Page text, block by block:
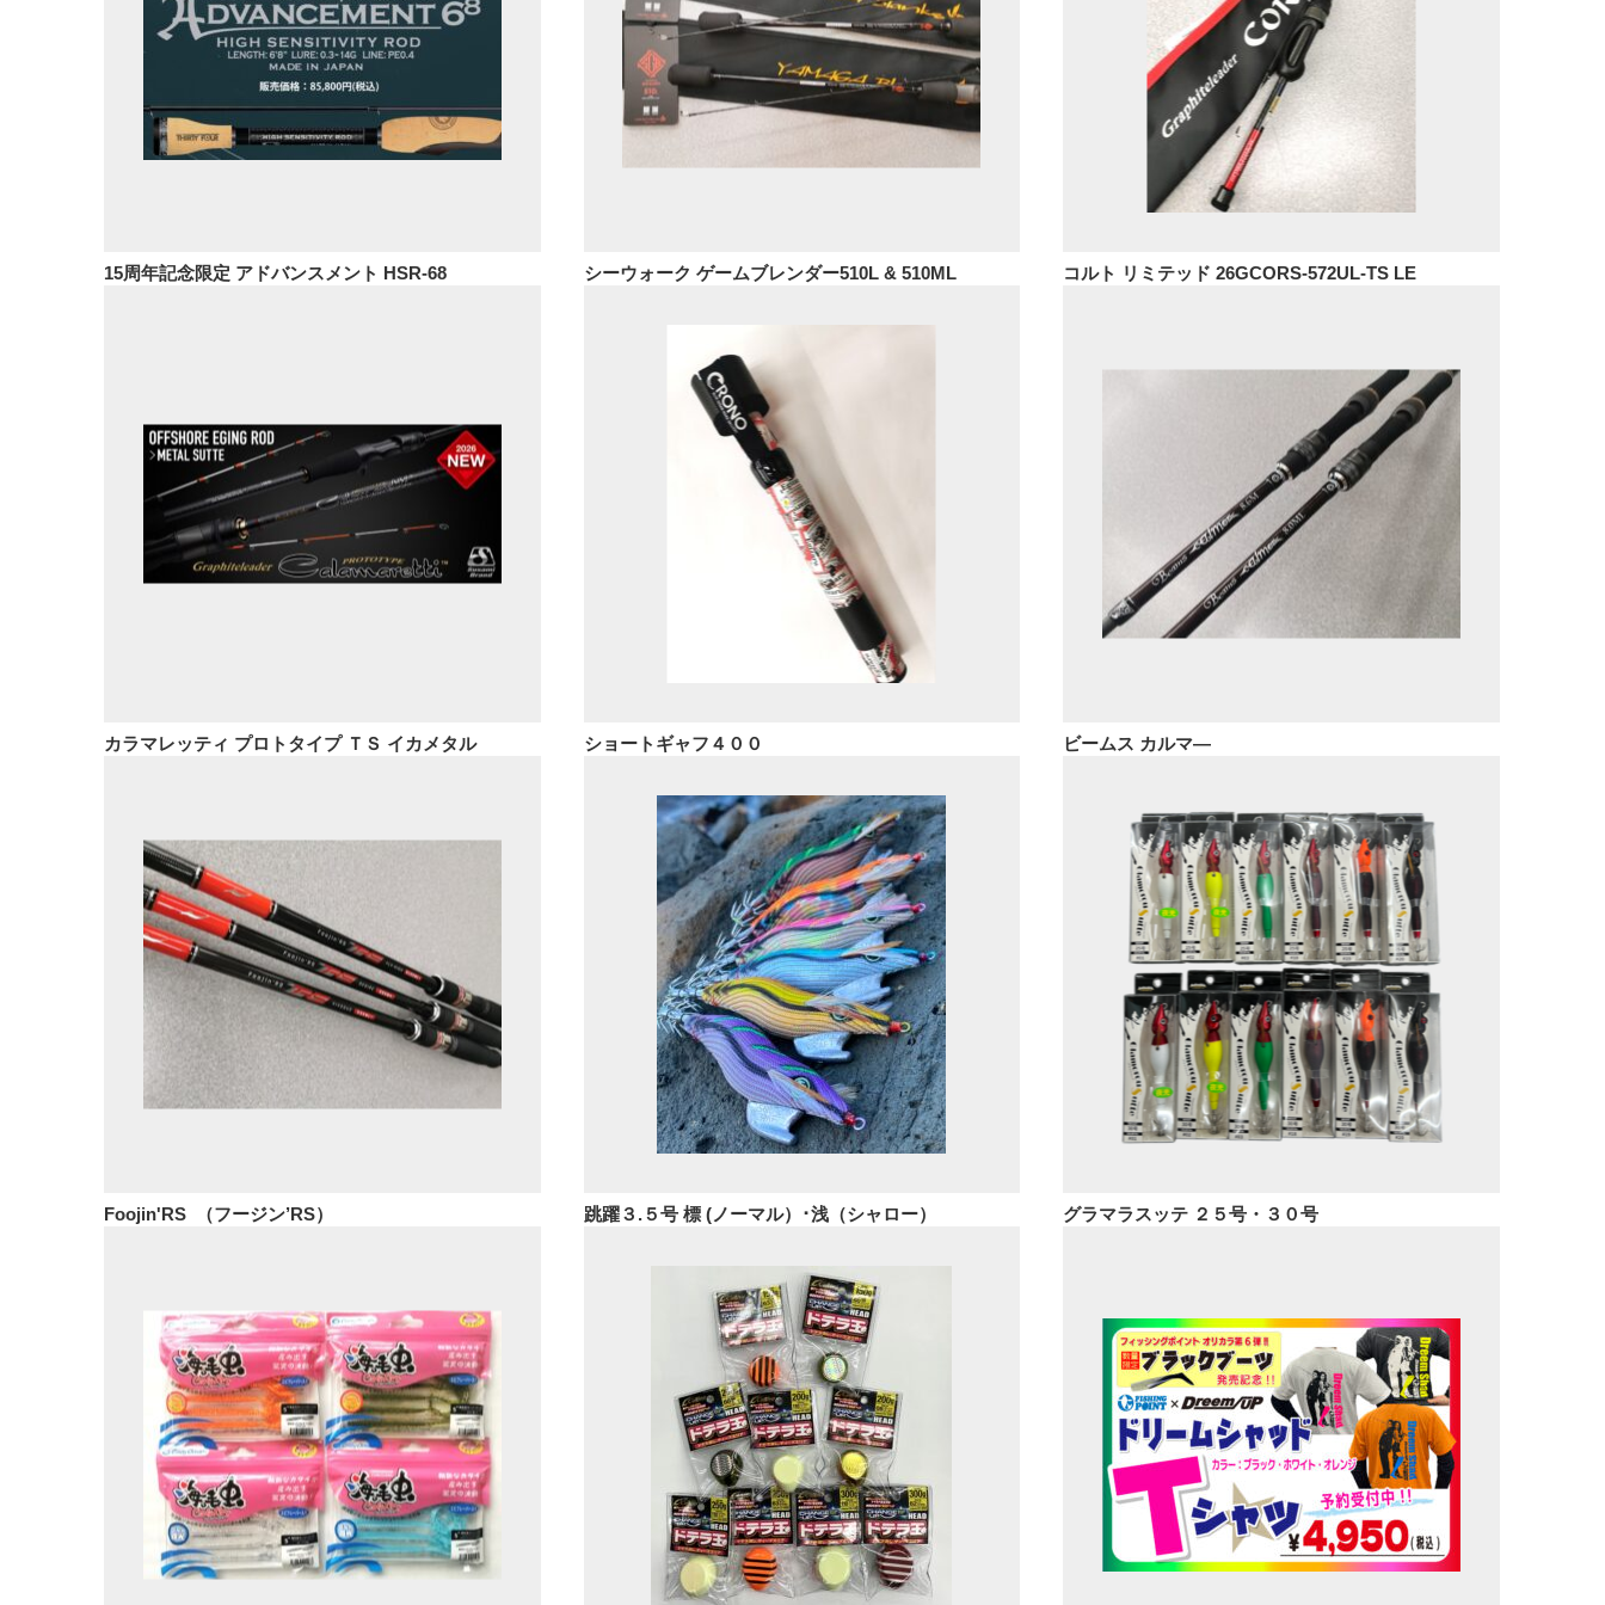
15周年記念限定 アドバンスメント HSR-68 シーウォーク ゲームブレンダー510L & 510ML コルト リミテッド 26GCORS-572UL-TS LE
カラマレッティ プロトタイプ ＴＳ イカメタル ショートギャフ４００ ビームス カルマ―
Foojin'RS （フージン’RS） 跳躍３.５号 標 (ノーマル）･浅（シャロー） グラマラスッテ ２５号・３０号